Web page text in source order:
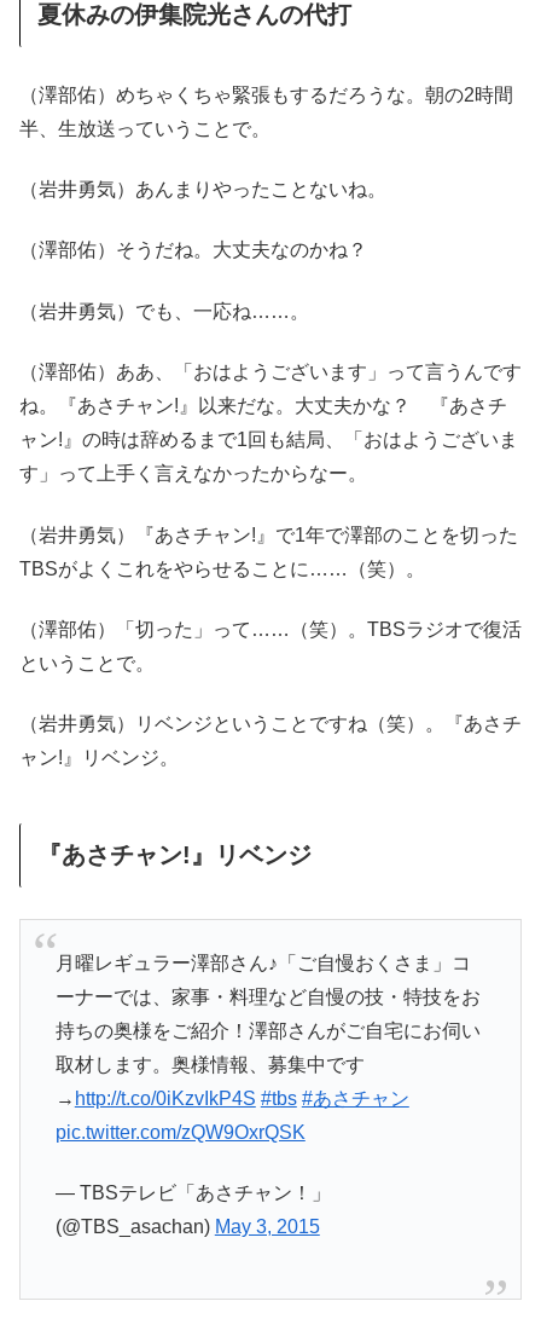
夏休みの伊集院光さんの代打
（澤部佑）めちゃくちゃ緊張もするだろうな。朝の2時間
半、生放送っていうことで。
（岩井勇気）あんまりやったことないね。
（澤部佑）そうだね。大丈夫なのかね？
（岩井勇気）でも、一応ね……。
（澤部佑）ああ、「おはようございます」って言うんです
ね。『あさチャン!』以来だな。大丈夫かな？ 『あさチ
ャン!』の時は辞めるまで1回も結局、「おはようございま
す」って上手く言えなかったからなー。
（岩井勇気）『あさチャン!』で1年で澤部のことを切った
TBSがよくこれをやらせることに……（笑）。
（澤部佑）「切った」って……（笑）。TBSラジオで復活
ということで。
（岩井勇気）リベンジということですね（笑）。『あさチ
ャン!』リベンジ。
『あさチャン!』リベンジ
月曜レギュラー澤部さん♪「ご自慢おくさま」コ
ーナーでは、家事・料理など自慢の技・特技をお
持ちの奥様をご紹介！澤部さんがご自宅にお伺い
取材します。奥様情報、募集中です
→ http://t.co/0iKzvIkP4S #tbs #あさチャン
pic.twitter.com/zQW9OxrQSK
— TBSテレビ「あさチャン！」
(@TBS_asachan) May 3, 2015